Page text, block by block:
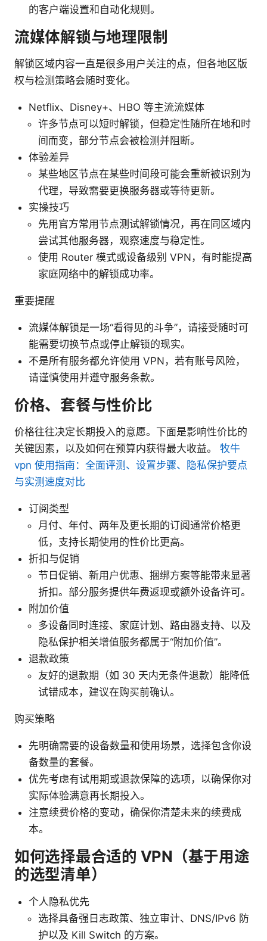
的客户端设置和自动化规则。
流媒体解锁与地理限制
解锁区域内容一直是很多用户关注的点，但各地区版
权与检测策略会随时变化。
Netflix、Disney+、HBO 等主流流媒体
许多节点可以短时解锁，但稳定性随所在地和时
间而变，部分节点会被检测并阻断。
体验差异
某些地区节点在某些时间段可能会重新被识别为
代理，导致需要更换服务器或等待更新。
实操技巧
先用官方常用节点测试解锁情况，再在同区域内
尝试其他服务器，观察速度与稳定性。
使用 Router 模式或设备级别 VPN，有时能提高
家庭网络中的解锁成功率。
重要提醒
流媒体解锁是一场“看得见的斗争”，请接受随时可
能需要切换节点或停止解锁的现实。
不是所有服务都允许使用 VPN，若有账号风险，
请谨慎使用并遵守服务条款。
价格、套餐与性价比
价格往往决定长期投入的意愿。下面是影响性价比的
关键因素，以及如何在预算内获得最大收益。 牧牛
vpn 使用指南：全面评测、设置步骤、隐私保护要点
与实测速度对比
订阅类型
月付、年付、两年及更长期的订阅通常价格更
低，支持长期使用的性价比更高。
折扣与促销
节日促销、新用户优惠、捆绑方案等能带来显著
折扣。部分服务提供年费返现或额外设备许可。
附加价值
多设备同时连接、家庭计划、路由器支持、以及
隐私保护相关增值服务都属于“附加价值”。
退款政策
友好的退款期（如 30 天内无条件退款）能降低
试错成本，建议在购买前确认。
购买策略
先明确需要的设备数量和使用场景，选择包含你设
备数量的套餐。
优先考虑有试用期或退款保障的选项，以确保你对
实际体验满意再长期投入。
注意续费价格的变动，确保你清楚未来的续费成
本。
如何选择最合适的 VPN（基于用途
的选型清单）
个人隐私优先
选择具备强日志政策、独立审计、DNS/IPv6 防
护以及 Kill Switch 的方案。